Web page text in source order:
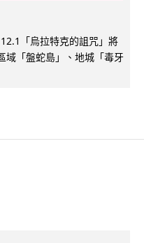
「烏拉特克的詛咒」將
域「盤蛇島」、地城「毒牙